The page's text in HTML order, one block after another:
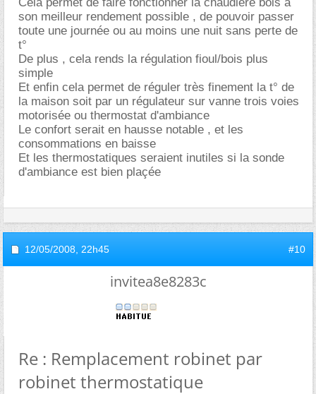
son meilleur rendement possible , de pouvoir passer
toute une journée ou au moins une nuit sans perte de
t°
De plus , cela rends la régulation fioul/bois plus
simple
Et enfin cela permet de réguler très finement la t° de
la maison soit par un régulateur sur vanne trois voies
motorisée ou thermostat d'ambiance
Le confort serait en hausse notable , et les
consommations en baisse
Et les thermostatiques seraient inutiles si la sonde
d'ambiance est bien plaçée
12/05/2008, 22h45 #10
invitea8e8283c
Re : Remplacement robinet par
robinet thermostatique